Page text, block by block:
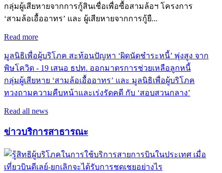
กลุ่มผู้เสียหายจากการกู้สินเชื่อเพื่อซื้อสามล้อฯ โครงการ
‘สามล้อเอื้ออาทร’ และ ผู้เสียหายจากการกู้ยื...
Read more
มูลนิธิเพื่อผู้บริโภค สะท้อนปัญหา ‘ผิดนัดชำระหนี้’ พุ่งสูง จาก
พิษโควิด - 19 เสนอ ธปท. ออกมาตรการช่วยเหลือลูกหนี้
กลุ่มผู้เสียหาย ‘สามล้อเอื้ออาทร’ และ มูลนิธิเพื่อผู้บริโภค
ทวงถามความคืบหน้าและเร่งรัดคดี กับ ‘สอบสวนกลาง’
Read all news
ข่าวบริการสาธารณะ